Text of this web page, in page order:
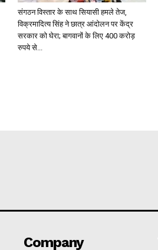
संगठन विस्तार के साथ सियासी हमले तेज,
विक्रमादित्य सिंह ने छात्र आंदोलन पर केंद्र
सरकार को घेरा; बागवानों के लिए 400 करोड़
रुपये से...
Company